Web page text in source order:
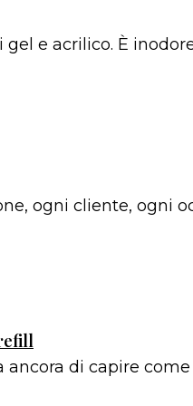
e acrilico. È
ogni cliente, ogni
di capire